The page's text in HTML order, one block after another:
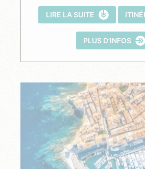
LIRE LA SUITE
PLUS D’INFOS